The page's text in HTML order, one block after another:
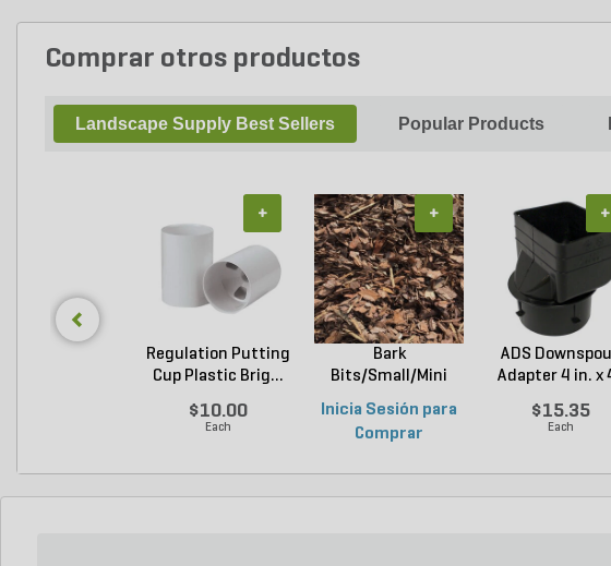
Comprar otros productos
Landscape Supply Best Sellers Popular Products
Regulation Putting
Cup Plastic Brig...
$10.00
Each
+
Bark
Bits/Small/Mini
Inicia Sesión para
Comprar
+
ADS
Adapter 4 in. x
$15.35
Each
+